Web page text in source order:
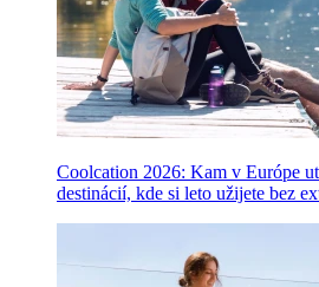
Coolcation 2026: Kam v Európe
destinácií, kde si leto užijete bez